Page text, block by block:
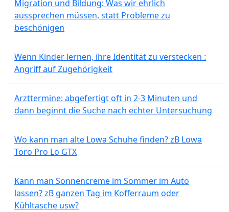
Migration und Bildung: Was wir ehrlich
aussprechen müssen, statt Probleme zu
beschönigen
Wenn Kinder lernen, ihre Identität zu verstecken :
Angriff auf Zugehörigkeit
Arzttermine: abgefertigt oft in 2-3 Minuten und
dann beginnt die Suche nach echter Untersuchung
Wo kann man alte Lowa Schuhe finden? zB Lowa
Toro Pro Lo GTX
Kann man Sonnencreme im Sommer im Auto
lassen? zB ganzen Tag im Kofferraum oder
Kühltasche usw?